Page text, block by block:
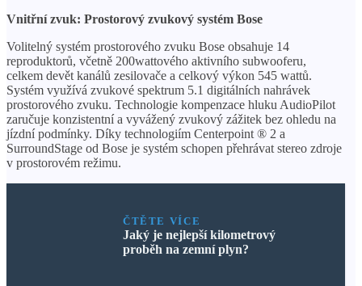
Vnitřní zvuk: Prostorový zvukový systém Bose
Volitelný systém prostorového zvuku Bose obsahuje 14
reproduktorů, včetně 200wattového aktivního subwooferu,
celkem devět kanálů zesilovače a celkový výkon 545 wattů.
Systém využívá zvukové spektrum 5.1 digitálních nahrávek
prostorového zvuku. Technologie kompenzace hluku AudioPilot
zaručuje konzistentní a vyvážený zvukový zážitek bez ohledu na
jízdní podmínky. Díky technologiím Centerpoint ® 2 a
SurroundStage od Bose je systém schopen přehrávat stereo zdroje
v prostorovém režimu.
ČTĚTE VÍCE
Jaký je nejlepší kilometrový
proběh na zemní plyn?